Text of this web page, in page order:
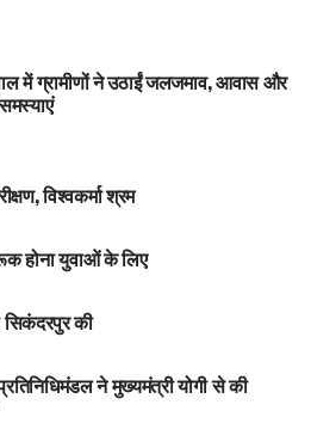
में ग्रामीणों ने उठाईं जलजमाव, आवास और
विश्वकर्मा श्रम
होना युवाओं के लिए
की
ने मुख्यमंत्री योगी से की